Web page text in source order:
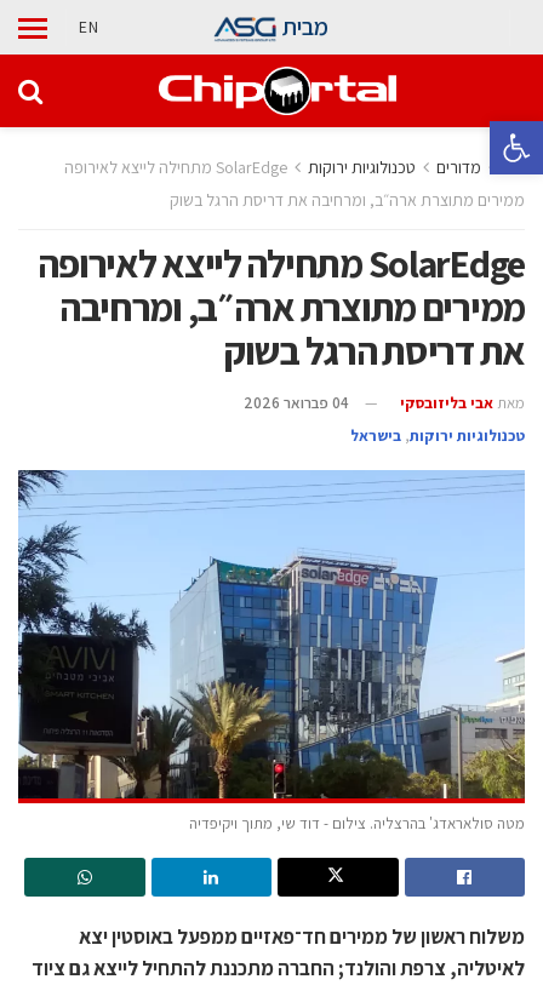
פתח סרגל נגישות
מבית EN
בית מדורים ‫טכנולוגיות ירוקות‬
SolarEdge מתחילה לייצא לאירופה
ממירים מתוצרת ארה״ב, ומרחיבה את דריסת הרגל בשוק
SolarEdge מתחילה לייצא לאירופה
ממירים מתוצרת ארה״ב, ומרחיבה
את דריסת הרגל בשוק
מאת אבי בליזובסקי
04 פברואר 2026
‫טכנולוגיות ירוקות‬, בישראל
מטה סולאראדג' בהרצליה. צילום - דוד שי, מתוך ויקיפדיה
משלוח ראשון של ממירים חד־פאזיים ממפעל באוסטין יצא
לאיטליה, צרפת והולנד; החברה מתכננת להתחיל לייצא גם ציוד